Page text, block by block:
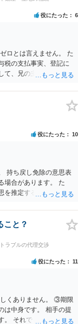
役にたった 6
ロとは言えません。 た
税の支払事実、登記に
て、兄の主張は通らな
のがベターのような気
役にたった 10
持ち戻し免除の意思表
場合があります。 た
を推定することになり
いていただくべきとい
答でした。失礼しまし
スなものですが、ご
となりそうな贈与に
談してみてはいかがで
こと？
ラブルの代理交渉
役にたった 11
くありません。 ③期限
は中身です。 相手の提
。 それでもあなた有利